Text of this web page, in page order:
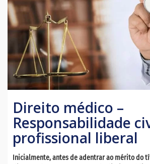
Direito médico –
Responsabilidade
profissional liberal
Inicialmente, antes de adentrar ao mérito do